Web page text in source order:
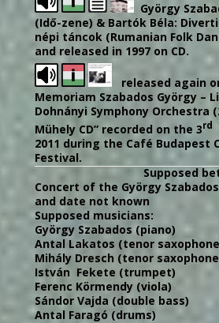
György
(Idő-zene) & Bartók Béla:
népi táncok (Rumanian Folk
and released in 1997 on CD.
released again
Memoriam Szabados György –
Dohnányi Symphony Orchestra
Mühely CD” recorded on the 3rd
2011 during the Café Budapest
Festival.
Supposed
Concert of the György
and date not known
Supposed musicians:
György Szabados (piano)
Antal Lakatos (tenor
Mihály Dresch (tenor
István Fekete (trumpet)
Ferenc Körmendy (viola)
Sándor Vajda (double bass)
Antal Faragó (drums)